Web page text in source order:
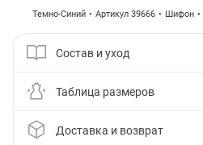
Темно-Синий Артикул 39666 Шифон
Состав и уход
Таблица размеров
Доставка и возврат